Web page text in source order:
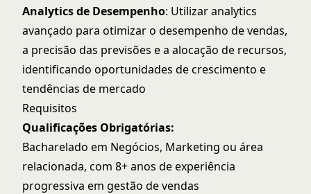
Analytics de Desempenho: Utilizar analytics
avançado para otimizar o desempenho de vendas,
a precisão das previsões e a alocação de recursos,
identificando oportunidades de crescimento e
tendências de mercado
Requisitos
Qualificações Obrigatórias:
Bacharelado em Negócios, Marketing ou área
relacionada, com 8+ anos de experiência
progressiva em gestão de vendas